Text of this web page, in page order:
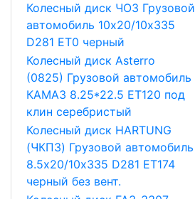
Колесный диск ЧОЗ Грузовой
автомобиль 10х20/10х335
D281 ET0 черный
Колесный диск Asterro
(0825) Грузовой автомобиль
КАМАЗ 8.25*22.5 ET120 под
клин серебристый
Колесный диск HARTUNG
(ЧКПЗ) Грузовой автомобиль
8.5х20/10х335 D281 ET174
черный без вент.